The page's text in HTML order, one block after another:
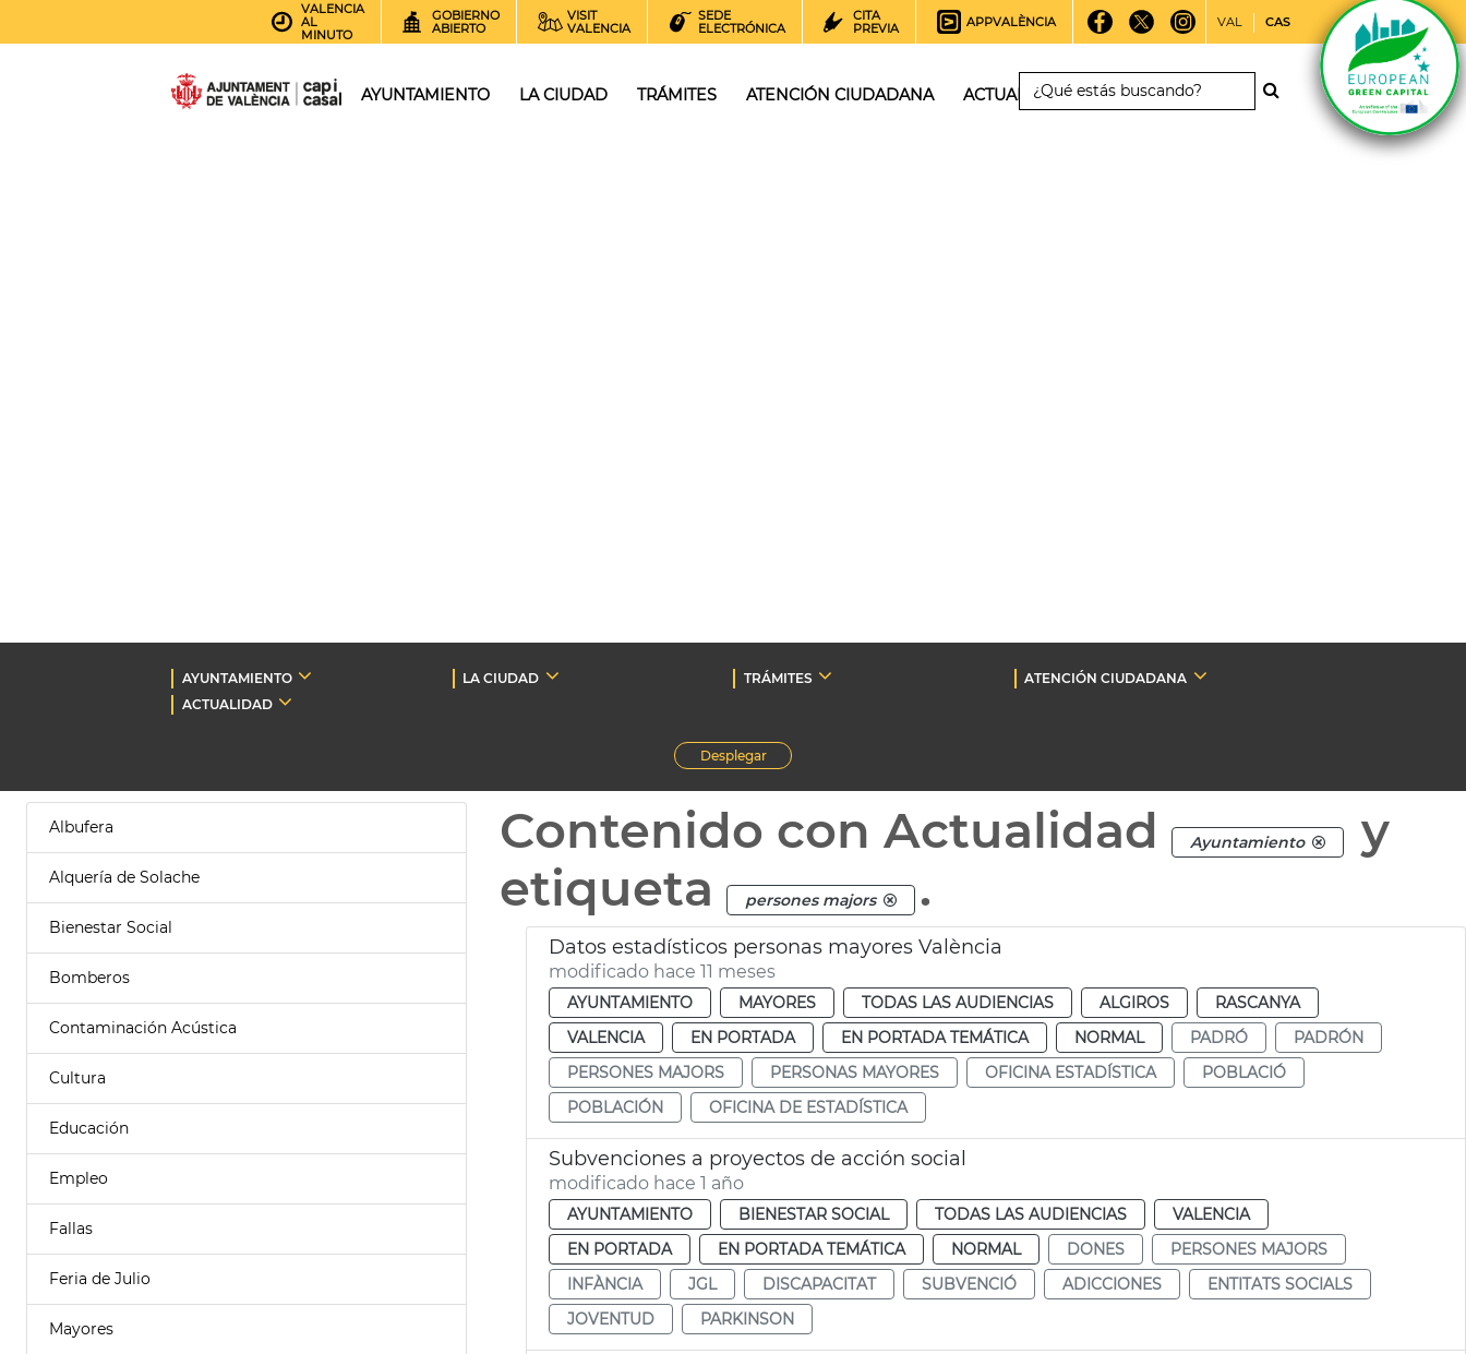
VALENCIA
AL
MINUTO
GOBIERNO
ABIERTO
VISIT
VALENCIA
SEDE
ELECTRÓNICA
CITA
PREVIA
APPVALÈNCIA VAL CAS
AYUNTAMIENTO LA CIUDAD TRÁMITES ATENCIÓN CIUDADANA ACTUALIDAD
AYUNTAMIENTO LA CIUDAD TRÁMITES
ATENCIÓN CIUDADANA
ACTUALIDAD
Desplegar
Albufera
Alquería de Solache
Bienestar Social
Bomberos
Contaminación Acústica
Cultura
Educación
Empleo
Fallas
Feria de Julio
Mayores
Contenido con Actualidad Ayuntamiento
y
etiqueta
persones majors .
Datos estadísticos personas mayores València
modificado hace 11 meses
AYUNTAMIENTO MAYORES TODAS LAS AUDIENCIAS ALGIROS
RASCANYA
VALENCIA
EN PORTADA EN PORTADA TEMÁTICA NORMAL PADRÓ
PADRÓN
PERSONES MAJORS
PERSONAS MAYORES OFICINA ESTADÍSTICA
POBLACIÓ
POBLACIÓN
OFICINA DE ESTADÍSTICA
Subvenciones a proyectos de acción social
modificado hace 1 año
AYUNTAMIENTO BIENESTAR SOCIAL TODAS LAS AUDIENCIAS
VALENCIA
EN PORTADA
EN PORTADA TEMÁTICA NORMAL DONES
PERSONES MAJORS
INFÀNCIA
JGL DISCAPACITAT SUBVENCIÓ ADICCIONES
ENTITATS SOCIALS
JOVENTUD
PARKINSON